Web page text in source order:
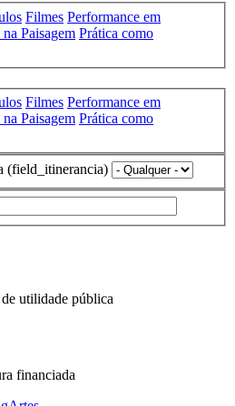
Filmes Performance em
Paisagem Prática como
Filmes Performance em
Paisagem Prática como
(field_itinerancia)
utilidade pública
financiada